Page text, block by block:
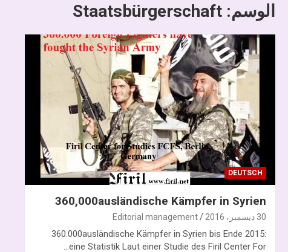
الوسم: Staatsbürgerschaft
DEUTSCH
360,000ausländische Kämpfer in Syrien
30 ديسمبر، 2016 Editorial management
360.000ausländische Kämpfer in Syrien bis Ende 2015:
eine Statistik Laut einer Studie des Firil Center For…